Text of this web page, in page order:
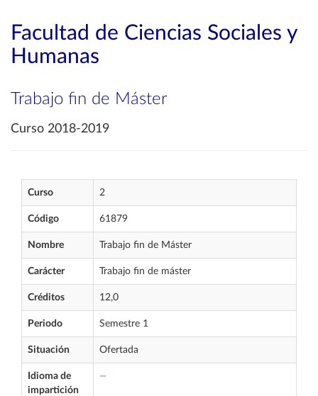
Facultad de Ciencias Sociales y
Humanas
Trabajo fin de Máster
Curso 2018-2019
Curso 2
Código 61879
Nombre Trabajo fin de Máster
Carácter Trabajo fin de máster
Créditos 12,0
Periodo Semestre 1
Situación Ofertada
Idioma de
impartición
—